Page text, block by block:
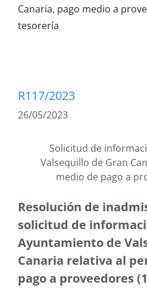
Canaria, pago medio a
tesorería
R117/2023
26/05/2023
Solicitud de
Valsequillo de Gran
medio de pago a
Resolución de
solicitud de
Ayuntamiento de
Canaria relativa al
pago a proveedores